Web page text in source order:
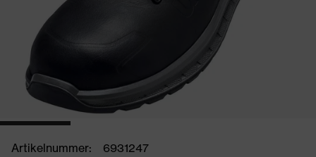
Artikelnummer:
6931247